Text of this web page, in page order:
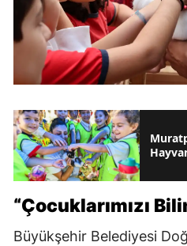
“Çocuklarımızı
Büyükşehir Belediyesi